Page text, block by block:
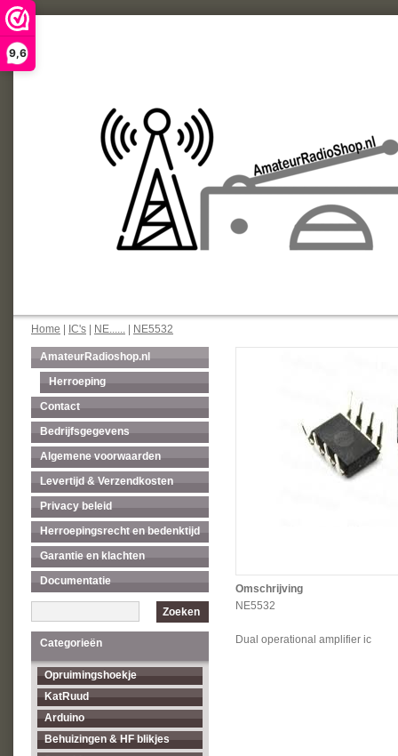
9,6
Home IC's NE...... NE5532
AmateurRadioshop.nl
Herroeping
Contact
Bedrijfsgegevens
Algemene voorwaarden
Levertijd & Verzendkosten
Privacy beleid
Herroepingsrecht en bedenktijd
Garantie en klachten
Documentatie
Zoeken
Categorieën
Opruimingshoekje
KatRuud
Arduino
Behuizingen & HF blikjes
Omschrijving
NE5532
Dual operational amplifier ic